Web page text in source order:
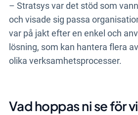
– Stratsys var det stöd som
och visade sig passa
var på jakt efter en enkel och
lösning, som kan hantera flera
olika verksamhetsprocesser.
Vad hoppas ni se för